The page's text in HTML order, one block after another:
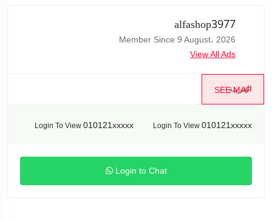
alfashop3977
Member Since 9 August، 2026
View All Ads
SEE MAP
الغربية
Login To View 010121xxxxx Login To View 010121xxxxx
Login to Chat